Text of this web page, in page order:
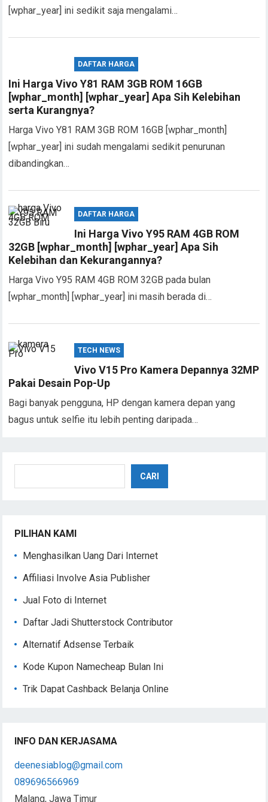
[wphar_year] ini sedikit saja mengalami…
DAFTAR HARGA
Ini Harga Vivo Y81 RAM 3GB ROM 16GB
[wphar_month] [wphar_year] Apa Sih Kelebihan
serta Kurangnya?
Harga Vivo Y81 RAM 3GB ROM 16GB [wphar_month]
[wphar_year] ini sudah mengalami sedikit penurunan
dibandingkan…
DAFTAR HARGA
Ini Harga Vivo Y95 RAM 4GB ROM
32GB [wphar_month] [wphar_year] Apa Sih
Kelebihan dan Kekurangannya?
Harga Vivo Y95 RAM 4GB ROM 32GB pada bulan
[wphar_month] [wphar_year] ini masih berada di…
TECH NEWS
Vivo V15 Pro Kamera Depannya 32MP
Pakai Desain Pop-Up
Bagi banyak pengguna, HP dengan kamera depan yang
bagus untuk selfie itu lebih penting daripada…
CARI
PILIHAN KAMI
Menghasilkan Uang Dari Internet
Affiliasi Involve Asia Publisher
Jual Foto di Internet
Daftar Jadi Shutterstock Contributor
Alternatif Adsense Terbaik
Kode Kupon Namecheap Bulan Ini
Trik Dapat Cashback Belanja Online
INFO DAN KERJASAMA
deenesiablog@gmail.com
089696566969
Malang, Jawa Timur